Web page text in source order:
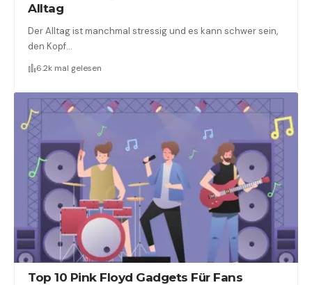
Alltag
Der Alltag ist manchmal stressig und es kann schwer sein,
den Kopf…
6.2k mal gelesen
Top 10 Pink Floyd Gadgets Für Fans